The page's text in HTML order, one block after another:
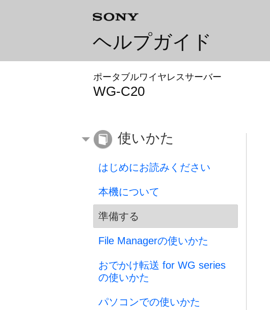
ヘルプガイド
ポータブルワイヤレスサーバー
WG-C20
使いかた
はじめにお読みください
本機について
準備する
File Managerの使いかた
おでかけ転送 for WG series
の使いかた
パソコンでの使いかた